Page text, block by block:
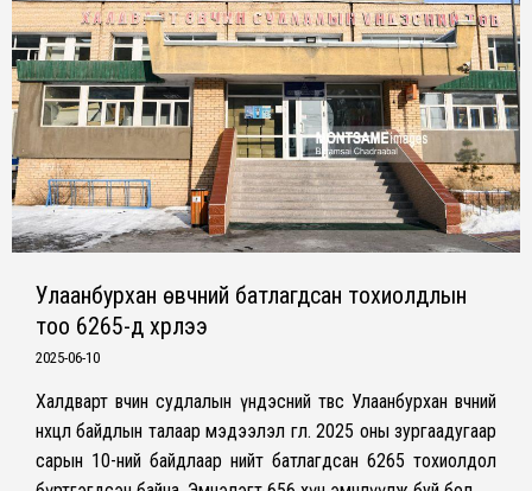
Улаанбурхан өвчний батлагдсан тохиолдлын
тоо 6265-д хүрлээ
2025-06-10
Халдварт өвчин судлалын үндэсний төвөөс Улаанбурхан өвчний
нөхцөл байдлын талаар мэдээлэл өглөө. 2025 оны зургаадугаар
сарын 10-ний байдлаар нийт батлагдсан 6265 тохиолдол